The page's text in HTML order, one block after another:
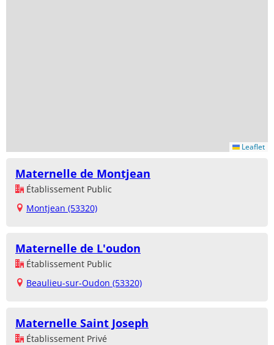
Leaflet
Maternelle de Montjean
Établissement Public
Montjean (53320)
Maternelle de L'oudon
Établissement Public
Beaulieu-sur-Oudon (53320)
Maternelle Saint Joseph
Établissement Privé